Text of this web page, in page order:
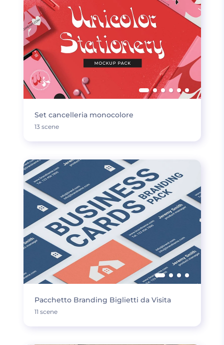
Set cancelleria monocolore
13 scene
Pacchetto Branding Biglietti da Visita
11 scene